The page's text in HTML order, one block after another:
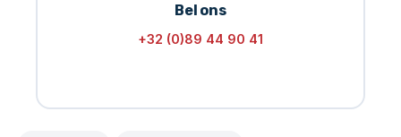
Bel ons
+32 (0)89 44 90 41